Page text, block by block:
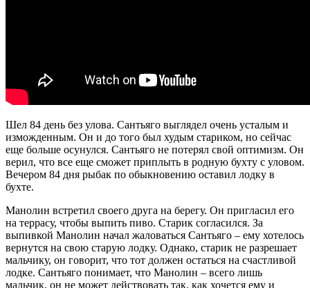
Шел 84 день без улова. Сантьяго выглядел очень усталым и
изможденным. Он и до того был худым стариком, но сейчас
еще больше осунулся. Сантьяго не потерял свой оптимизм. Он
верил, что все еще сможет приплыть в родную бухту с уловом.
Вечером 84 дня рыбак по обыкновению оставил лодку в
бухте.
Манолин встретил своего друга на берегу. Он пригласил его
на террасу, чтобы выпить пиво. Старик согласился. За
выпивкой Манолин начал жаловаться Сантьяго – ему хотелось
вернутся на свою старую лодку. Однако, старик не разрешает
мальчику, он говорит, что тот должен остаться на счастливой
лодке. Сантьяго понимает, что Манолин – всего лишь
мальчик, он не может действовать так, как хочется ему и